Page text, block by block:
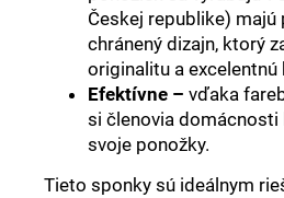
Českej republike) majú
chránený dizajn, ktorý
originalitu a excelentnú
Efektívne – vďaka
si členovia domácnosti
svoje ponožky.
Tieto sponky sú ideálnym